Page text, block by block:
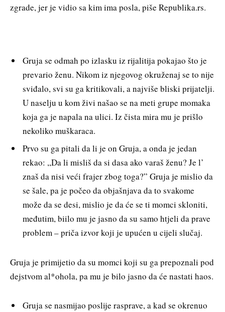
zgrade, jer je vidio sa kim ima posla, piše Republika.rs.
Gruja se odmah po izlasku iz rijalitija pokajao što je
prevario ženu. Nikom iz njegovog okruženaj se to nije
sviđalo, svi su ga kritikovali, a najviše bliski prijatelji.
U naselju u kom živi našao se na meti grupe momaka
koja ga je napala na ulici. Iz čista mira mu je prišlo
nekoliko muškaraca.
Prvo su ga pitali da li je on Gruja, a onda je jedan
rekao: ,,Da li misliš da si dasa ako varaš ženu? Je l’
znaš da nisi veći frajer zbog toga?” Gruja je mislio da
se šale, pa je počeo da objašnjava da to svakome
može da se desi, mislio je da će se ti momci skloniti,
međutim, biilo mu je jasno da su samo htjeli da prave
problem – priča izvor koji je upućen u cijeli slučaj.
Gruja je primijetio da su momci koji su ga prepoznali pod
dejstvom al*ohola, pa mu je bilo jasno da će nastati haos.
Gruja se nasmijao poslije rasprave, a kad se okrenuo